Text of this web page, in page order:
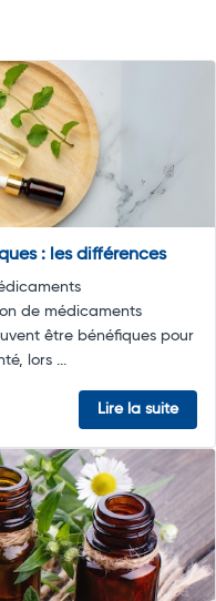
: les différences
de médicaments
être bénéfiques pour
lors ...
Lire la suite